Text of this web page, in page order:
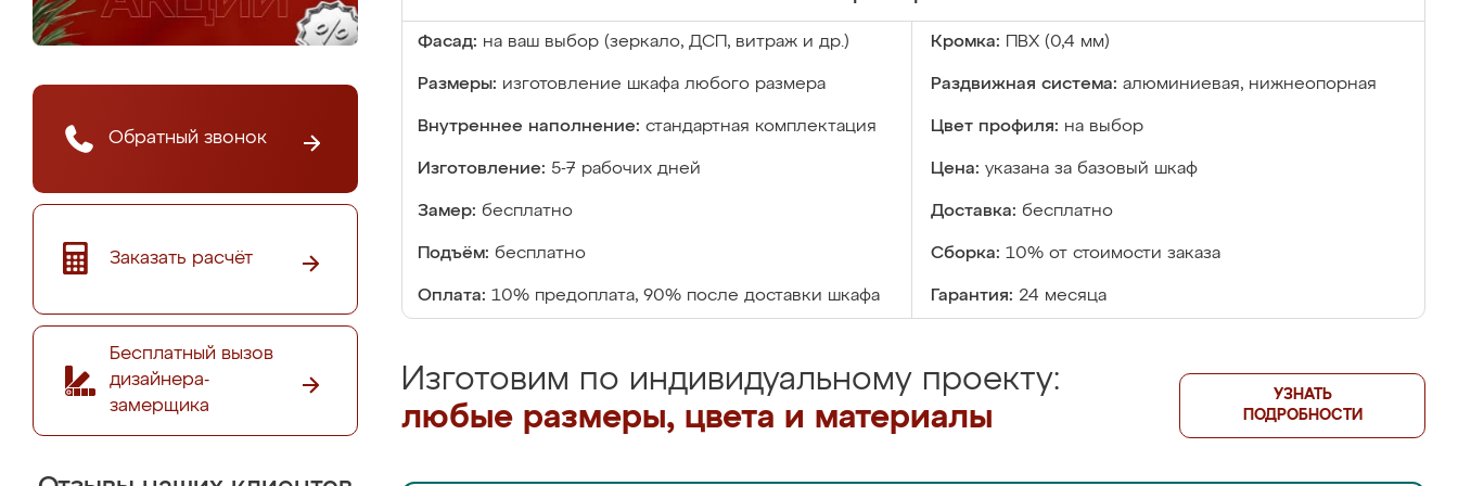
Обратный звонок
Заказать расчёт
Бесплатный вызов
дизайнера-
замерщика
Фасад: на ваш выбор (зеркало, ДСП, витраж и др.) Кромка: ПВХ (0,4 мм)
Размеры: изготовление шкафа любого размера Раздвижная система: алюминиевая, нижнеопорная
Внутреннее наполнение: стандартная комплектация Цвет профиля: на выбор
Изготовление: 5-7 рабочих дней Цена: указана за базовый шкаф
Замер: бесплатно Доставка: бесплатно
Подъём: бесплатно Сборка: 10% от стоимости заказа
Оплата: 10% предоплата, 90% после доставки шкафа Гарантия: 24 месяца
Изготовим по индивидуальному проекту:
любые размеры, цвета и материалы
УЗНАТЬ
ПОДРОБНОСТИ